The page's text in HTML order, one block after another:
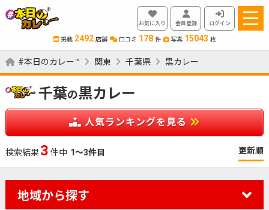
お気に入り 会員登録 ログイン
掲載 2492 店舗 口コミ 178 件 写真 15043 枚
#本日のカレー™ 関東 千葉県 黒カレー
千葉の黒カレー
人気ランキングを見る
検索結果 3 件中 1～3件目 更新順
地域から探す